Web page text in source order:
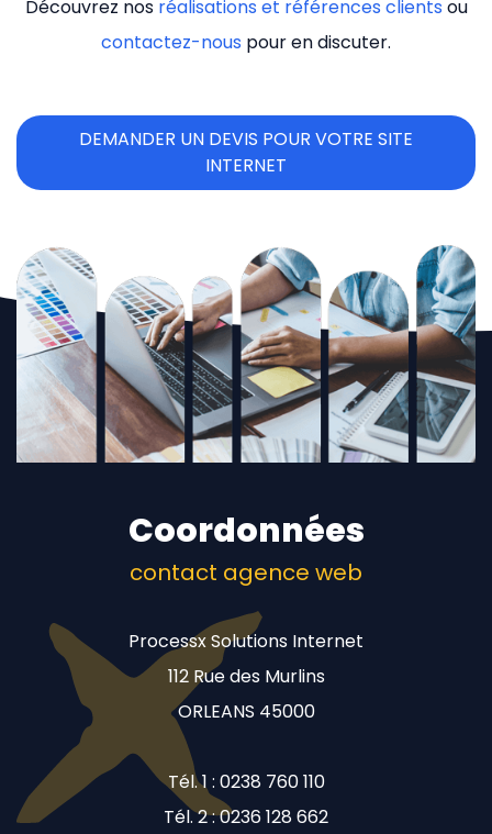
Découvrez nos réalisations et références clients ou
contactez-nous pour en discuter.
DEMANDER UN DEVIS POUR VOTRE SITE
INTERNET
Coordonnées
contact agence web
Processx Solutions Internet
112 Rue des Murlins
ORLEANS 45000
Tél. 1 : 0238 760 110
Tél. 2 : 0236 128 662